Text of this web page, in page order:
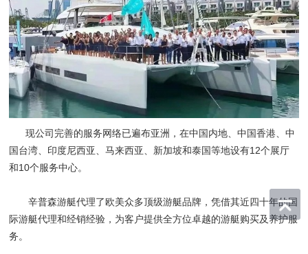
现公司完善的服务网络已遍布亚洲，在中国内地、中国香港、中
国台湾、印度尼西亚、马来西亚、新加坡和泰国等地设有12个展厅
和10个服务中心。
辛普森游艇代理了欧美众多顶级游艇品牌，凭借其近四十年的国
际游艇代理和经销经验，为客户提供全方位卓越的游艇购买及养护服
务。